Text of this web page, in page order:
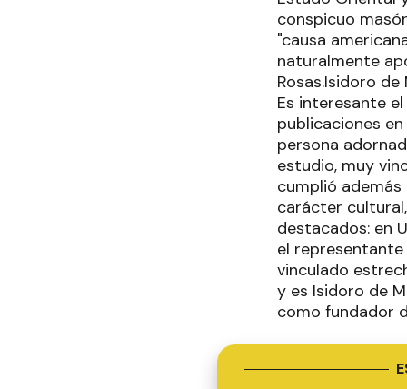
conspicuo
"causa
naturalmente
Rosas.Isidoro
Es interesante
publicaciones
persona
estudio, muy
cumplió
carácter
destacados: en
el
vinculado
y es Isidoro de
como fundador